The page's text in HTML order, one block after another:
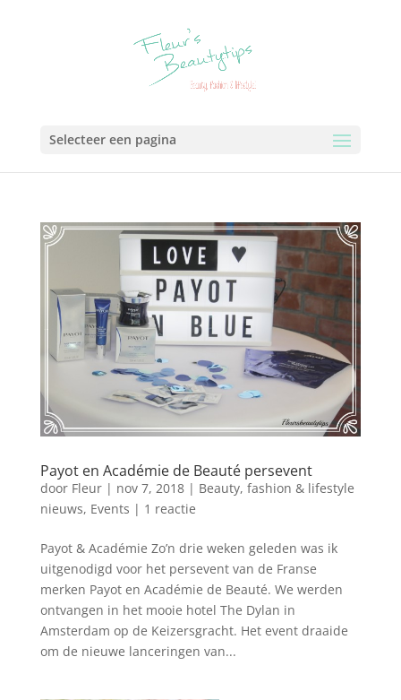
Selecteer een pagina
Payot en Académie de Beauté persevent
door Fleur| nov 7, 2018| Beauty, fashion & lifestyle
nieuws, Events | 1 reactie
Payot & Académie Zo’n drie weken geleden was ik
uitgenodigd voor het persevent van de Franse
merken Payot en Académie de Beauté. We werden
ontvangen in het mooie hotel The Dylan in
Amsterdam op de Keizersgracht. Het event draaide
om de nieuwe lanceringen van...